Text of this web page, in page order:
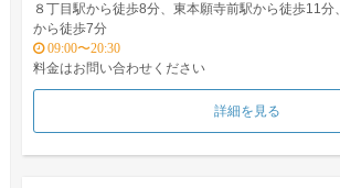
８丁目駅から徒歩8分、東本願寺前駅から徒歩11分
から徒歩7分
09:00〜20:30
料金はお問い合わせください
詳細を見る